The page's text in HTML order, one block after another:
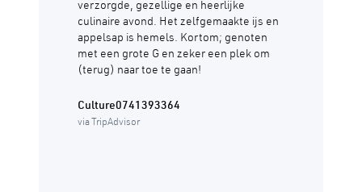
verzorgde, gezellige en heerlijke
culinaire avond. Het zelfgemaakte ijs en
appelsap is hemels. Kortom; genoten
met een grote G en zeker een plek om
(terug) naar toe te gaan!
Culture0741393364
via TripAdvisor